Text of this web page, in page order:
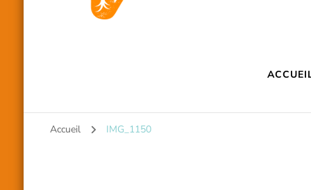
Accueil IMG_1150